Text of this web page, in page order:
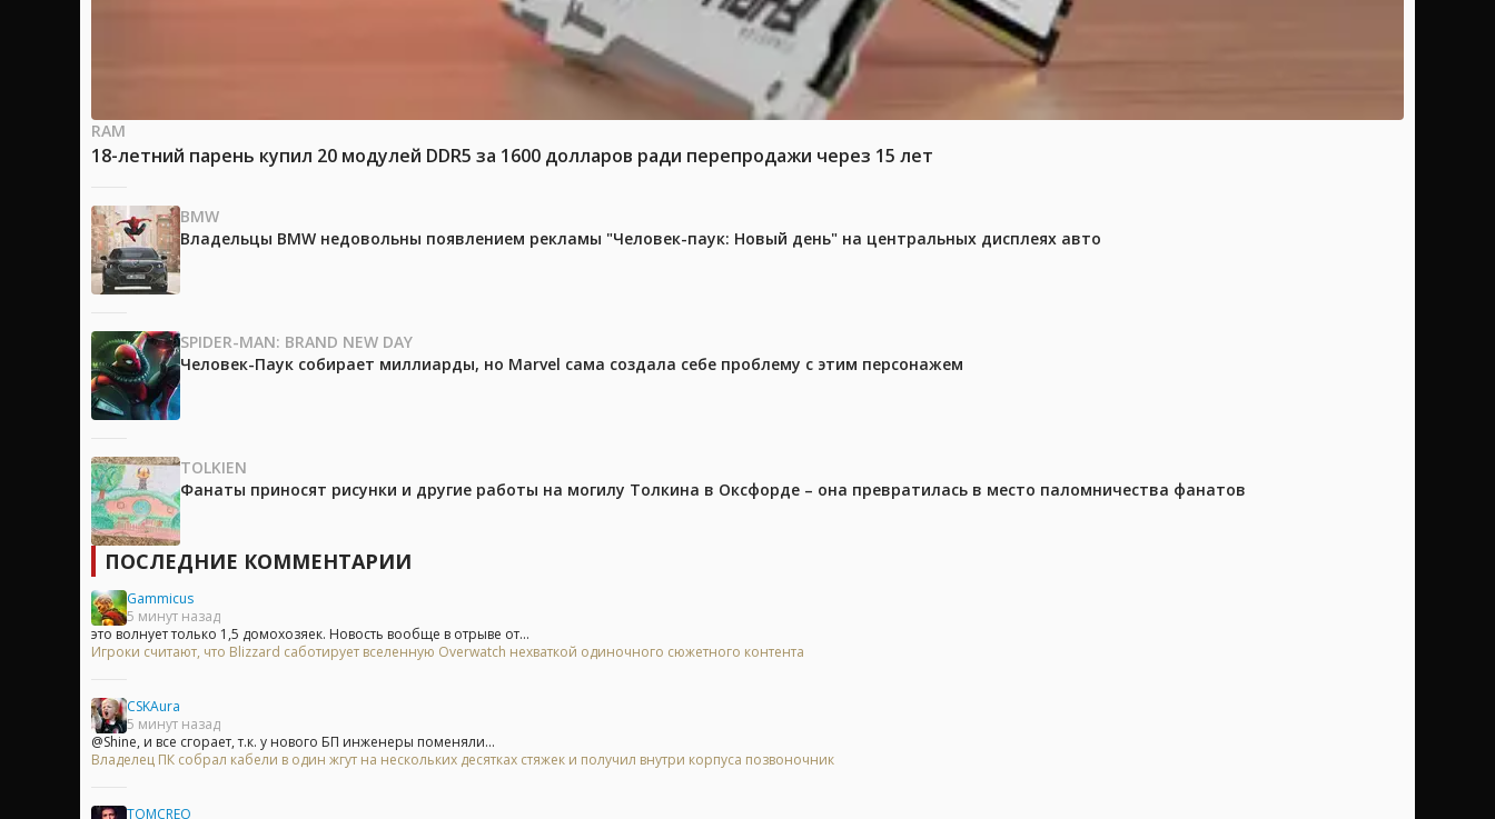
RAM
18-летний парень купил 20 модулей DDR5 за 1600 долларов ради перепродажи через 15 лет
BMW
Владельцы BMW недовольны появлением рекламы "Человек-паук: Новый день" на центральных дисплеях авто
SPIDER-MAN: BRAND NEW DAY
Человек-Паук собирает миллиарды, но Marvel сама создала себе проблему с этим персонажем
TOLKIEN
Фанаты приносят рисунки и другие работы на могилу Толкина в Оксфорде – она превратилась в место паломничества фанатов
ПОСЛЕДНИЕ КОММЕНТАРИИ
Gammicus
5 минут назад
это волнует только 1,5 домохозяек. Новость вообще в отрыве от...
Игроки считают, что Blizzard саботирует вселенную Overwatch нехваткой одиночного сюжетного контента
CSKAura
5 минут назад
@Shine, и все сгорает, т.к. у нового БП инженеры поменяли...
Владелец ПК собрал кабели в один жгут на нескольких десятках стяжек и получил внутри корпуса позвоночник
TOMCREO